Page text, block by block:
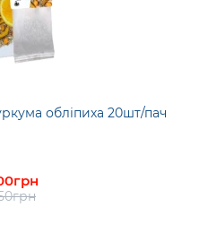
обліпиха 20шт/пач